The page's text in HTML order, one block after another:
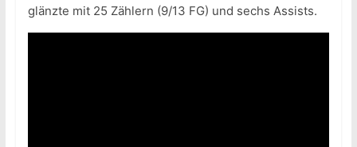
glänzte mit 25 Zählern (9/13 FG) und sechs Assists.